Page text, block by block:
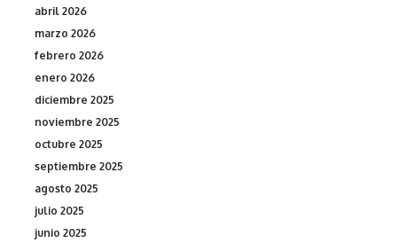
abril 2026
marzo 2026
febrero 2026
enero 2026
diciembre 2025
noviembre 2025
octubre 2025
septiembre 2025
agosto 2025
julio 2025
junio 2025